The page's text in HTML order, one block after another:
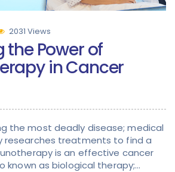
2031 Views
the Power of
in Cancer
the most deadly disease; medical
researches treatments to find a
is an effective cancer
known as biological therapy;…